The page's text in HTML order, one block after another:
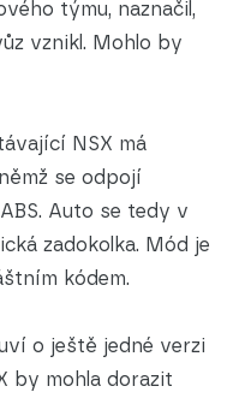
týmu, naznačil,
vznikl. Mohlo by
NSX má
se odpojí
Auto se tedy v
zadokolka. Mód je
kódem.
o ještě jedné verzi
by mohla dorazit